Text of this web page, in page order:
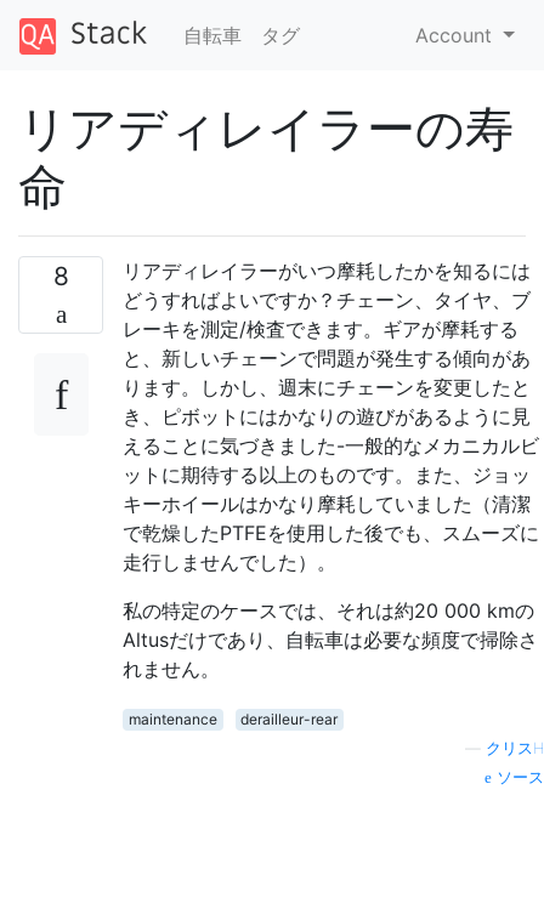
自転車 タグ Account
リアディレイラーの寿
命
8
リアディレイラーがいつ摩耗したかを知るには
どうすればよいですか？チェーン、タイヤ、ブ
レーキを測定/検査できます。ギアが摩耗する
と、新しいチェーンで問題が発生する傾向があ
ります。しかし、週末にチェーンを変更したと
き、ピボットにはかなりの遊びがあるように見
えることに気づきました-一般的なメカニカルビ
ットに期待する以上のものです。また、ジョッ
キーホイールはかなり摩耗していました（清潔
で乾燥したPTFEを使用した後でも、スムーズに
走行しませんでした）。
私の特定のケースでは、それは約20 000 kmの
Altusだけであり、自転車は必要な頻度で掃除さ
れません。
maintenance
derailleur-rear
クリスH
ソース